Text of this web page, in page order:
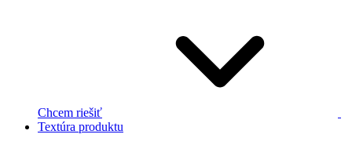
Chcem riešiť
Textúra produktu